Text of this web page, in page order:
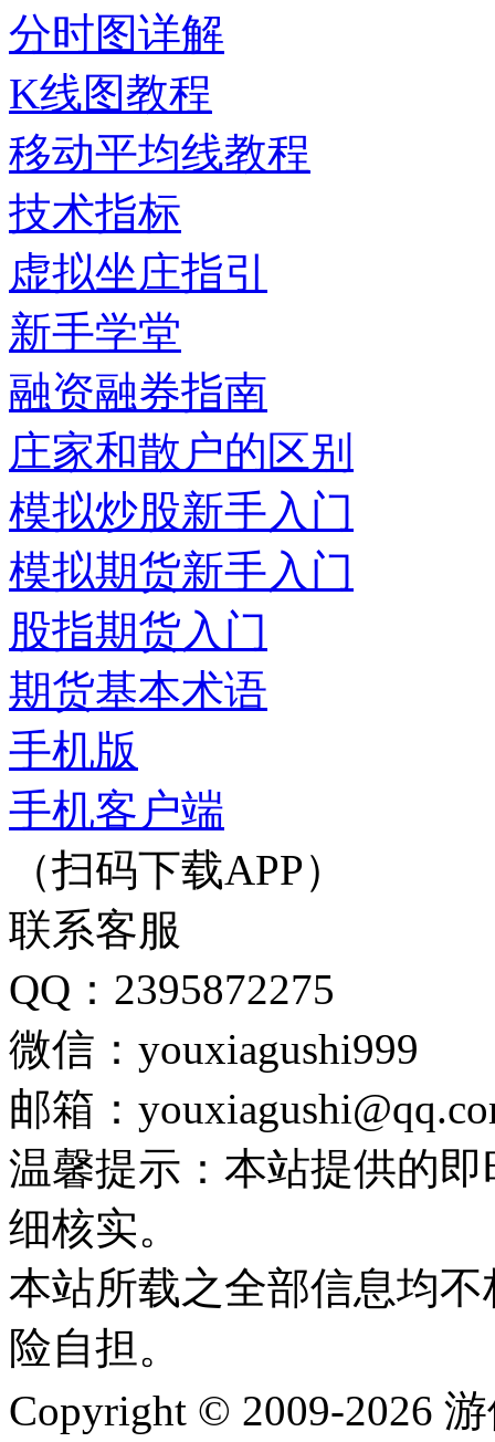
分时图详解
K线图教程
移动平均线教程
技术指标
虚拟坐庄指引
新手学堂
融资融券指南
庄家和散户的区别
模拟炒股新手入门
模拟期货新手入门
股指期货入门
期货基本术语
手机版
手机客户端
（扫码下载APP）
联系客服
QQ：2395872275
微信：youxiagushi999
邮箱：
温馨提示：本站提供的
细核实。
本站所载之全部信息均
险自担。
Copyright © 2009-2026